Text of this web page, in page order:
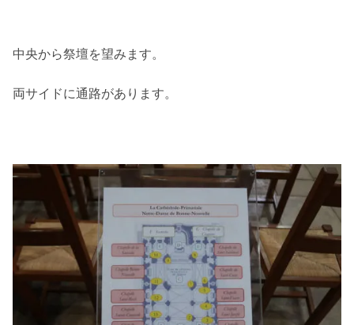
中央から祭壇を望みます。
両サイドに通路があります。